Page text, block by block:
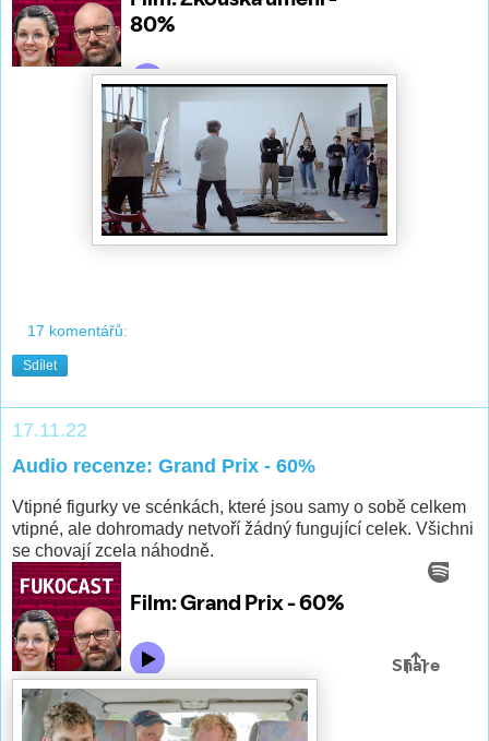
17 komentářů:
Sdílet
17.11.22
Audio recenze: Grand Prix - 60%
Vtipné figurky ve scénkách, které jsou samy o sobě celkem
vtipné, ale dohromady netvoří žádný fungující celek. Všichni
se chovají zcela náhodně.